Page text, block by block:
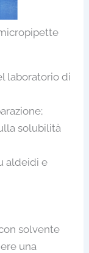
laboratorio di
solubilità
aldeidi e
solvente
una